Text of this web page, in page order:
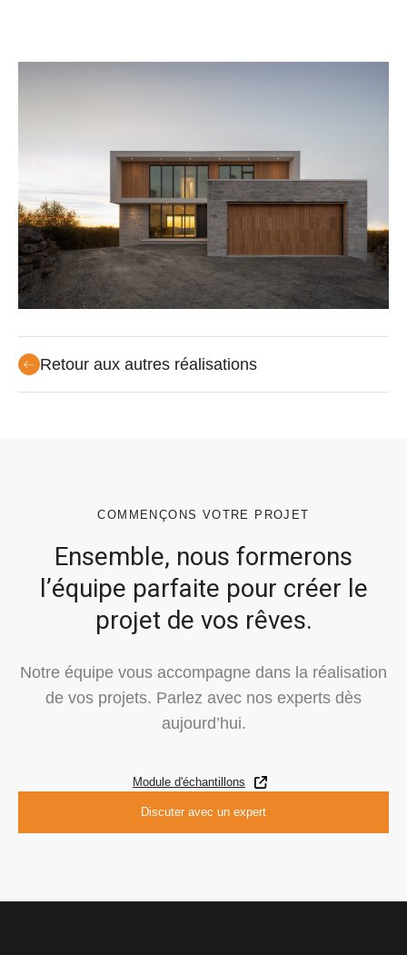
Retour aux autres réalisations
COMMENÇONS VOTRE PROJET
Ensemble, nous formerons
l’équipe parfaite pour créer le
projet de vos rêves.
Notre équipe vous accompagne dans la réalisation
de vos projets. Parlez avec nos experts dès
aujourd’hui.
Module d'échantillons
Discuter avec un expert